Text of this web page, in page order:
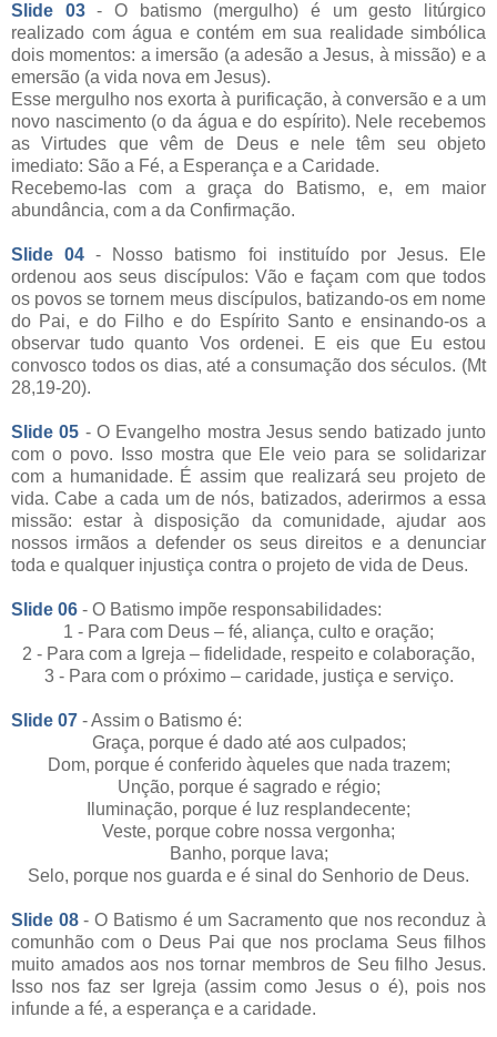
Slide 03
- O batismo (mergulho) é um gesto litúrgico
realizado com água e contém em sua realidade simbólica
dois momentos: a imersão (a adesão a Jesus, à missão) e a
emersão (a vida nova em Jesus).
Esse mergulho nos exorta à purificação, à conversão e a um
novo nascimento (o da água e do espírito). Nele recebemos
as Virtudes que vêm de Deus e nele têm seu objeto
imediato: São a Fé, a Esperança e a Caridade.
Recebemo-las com a graça do Batismo, e, em maior
abundância, com a da Confirmação.
Slide 04
- Nosso batismo foi instituído por Jesus. Ele
ordenou aos seus discípulos: Vão e façam com que todos
os povos se tornem meus discípulos, batizando-os em nome
do Pai, e do Filho e do Espírito Santo e ensinando-os a
observar tudo quanto Vos ordenei. E eis que Eu estou
convosco todos os dias, até a consumação dos séculos. (Mt
28,19-20).
Slide 05 - O Evangelho mostra Jesus sendo batizado junto
com o povo. Isso mostra que Ele veio para se solidarizar
com a humanidade. É assim que realizará seu projeto de
vida. Cabe a cada um de nós, batizados, aderirmos a essa
missão: estar à disposição da comunidade, ajudar aos
nossos irmãos a defender os seus direitos e a denunciar
toda e qualquer injustiça contra o projeto de vida de Deus.
Slide 06 - O Batismo impõe responsabilidades:
1 - Para com Deus – fé, aliança, culto e oração;
2 - Para com a Igreja – fidelidade, respeito e colaboração,
3 - Para com o próximo – caridade, justiça e serviço.
Slide 07 - Assim o Batismo é:
Graça, porque é dado até aos culpados;
Dom, porque é conferido àqueles que nada trazem;
Unção, porque é sagrado e régio;
Iluminação, porque é luz resplandecente;
Veste, porque cobre nossa vergonha;
Banho, porque lava;
Selo, porque nos guarda e é sinal do Senhorio de Deus.
Slide 08 - O Batismo é um Sacramento que nos reconduz à
comunhão com o Deus Pai que nos proclama Seus filhos
muito amados aos nos tornar membros de Seu filho Jesus.
Isso nos faz ser Igreja (assim como Jesus o é), pois nos
infunde a fé, a esperança e a caridade.